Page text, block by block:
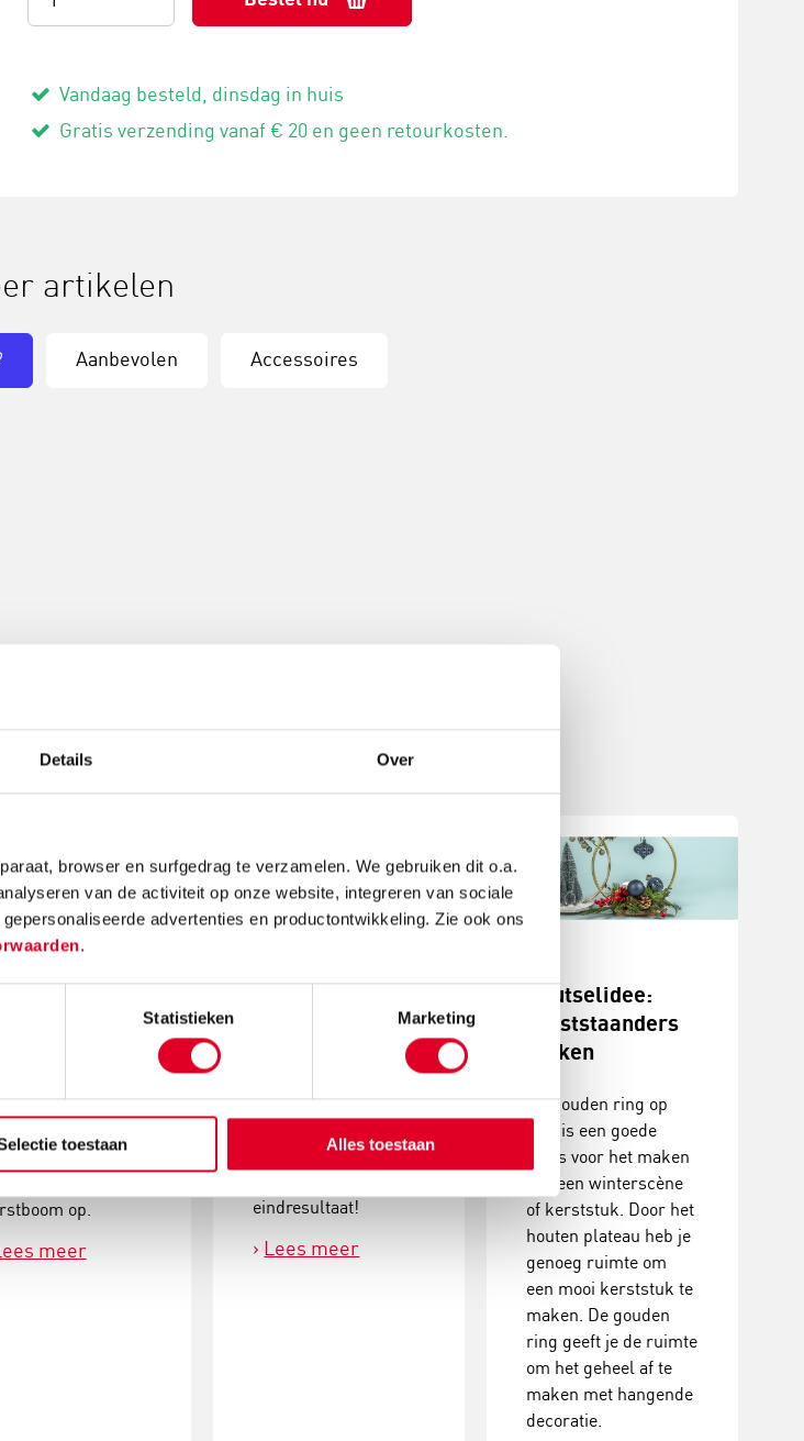
Details Over
browser en surfgedrag te verzamelen. We gebruiken dit o.a.
van de activiteit op onze website, integreren van sociale
advertenties en productontwikkeling. Zie ook ons
.
Statistieken Marketing
toestaan Alles toestaan
Vandaag besteld, dinsdag in huis
Gratis verzending vanaf € 20 en geen retourkosten.
artikelen
Aanbevolen Accessoires
nieuwsberichten
met
de metalen ring
kerstballen in
op.
meer
Maak kerstukjes met
mos en
simpele, creatieve
eindresultaat!
Lees meer
Knutselidee:
kerststaanders
maken
De gouden ring op
voet is een goede
basis voor het maken
van een winterscène
of kerststuk. Door het
houten plateau heb je
genoeg ruimte om
een mooi kerststuk te
maken. De gouden
ring geeft je de ruimte
om het geheel af te
maken met hangende
decoratie.